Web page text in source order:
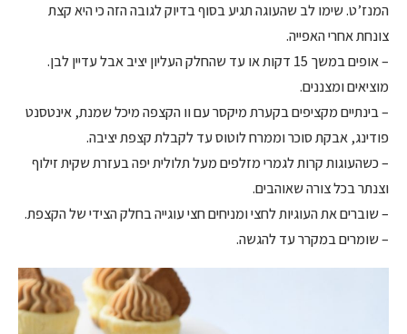
המנז’ט. שימו לב שהעוגה תגיע בסוף בדיוק לגובה הזה כי היא קצת
צונחת אחרי האפייה.
– אופים במשך 15 דקות או עד שהחלק העליון יציב אבל עדיין לבן.
מוציאים ומצננים.
– בינתיים מקציפים בקערת מיקסר עם וו הקצפה מיכל שמנת, אינטסנט
פודינג, אבקת סוכר וממרח לוטוס עד לקבלת קצפת יציבה.
– כשהעוגות קרות לגמרי מזלפים מעל תלולית יפה בעזרת שקית זילוף
וצנתר בכל צורה שאוהבים.
– שוברים את העוגיות לחצי ומניחים חצי עוגייה בחלק הצידי של הקצפת.
– שומרים במקרר עד להגשה.